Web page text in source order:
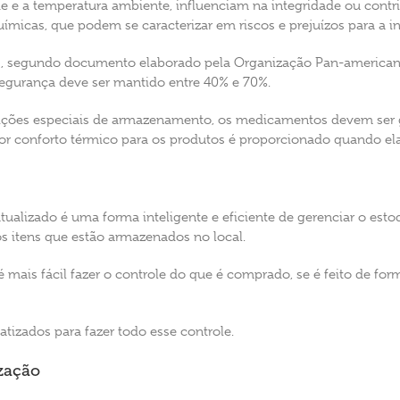
e a temperatura ambiente, influenciam na integridade ou
que podem se caracterizar em riscos e prejuízos para a
documento elaborado pela Organização Pan-
deve ser mantido entre 40% e 70%.
especiais de armazenamento, os medicamentos devem
conforto térmico para os produtos é proporcionado quando
é uma forma inteligente e eficiente de gerenciar o
itens que estão armazenados no local.
mais fácil fazer o controle do que é comprado, se é feito de
para fazer todo esse controle.